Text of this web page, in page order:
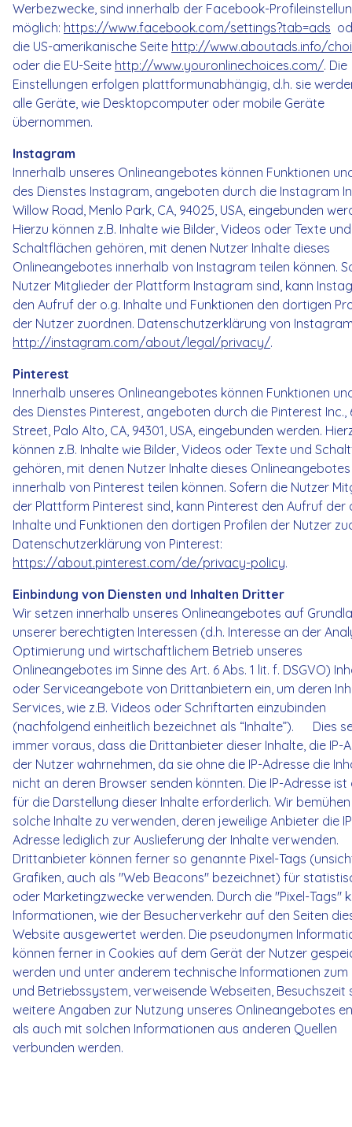
Werbezwecke, sind innerhalb der Facebook-
möglich: https://www.facebook.com/settings?tab=ads
die US-amerikanische Seite http://www.aboutads.info/
oder die EU-Seite http://www.youronlinechoices.com/. Die
Einstellungen erfolgen plattformunabhängig, d.h. sie
alle Geräte, wie Desktopcomputer oder mobile Geräte
übernommen.
Instagram
Innerhalb unseres Onlineangebotes können Funktionen
des Dienstes Instagram, angeboten durch die Instagram
Willow Road, Menlo Park, CA, 94025, USA, eingebunden
Hierzu können z.B. Inhalte wie Bilder, Videos oder Texte und
Schaltflächen gehören, mit denen Nutzer Inhalte dieses
Onlineangebotes innerhalb von Instagram teilen können.
Nutzer Mitglieder der Plattform Instagram sind, kann
den Aufruf der o.g. Inhalte und Funktionen den dortigen
der Nutzer zuordnen. Datenschutzerklärung von
http://instagram.com/about/legal/privacy/.
Pinterest
Innerhalb unseres Onlineangebotes können Funktionen
des Dienstes Pinterest, angeboten durch die Pinterest Inc.,
Street, Palo Alto, CA, 94301, USA, eingebunden werden.
können z.B. Inhalte wie Bilder, Videos oder Texte und
gehören, mit denen Nutzer Inhalte dieses Onlineangebotes
innerhalb von Pinterest teilen können. Sofern die Nutzer
der Plattform Pinterest sind, kann Pinterest den Aufruf der
Inhalte und Funktionen den dortigen Profilen der Nutzer
Datenschutzerklärung von Pinterest:
https://about.pinterest.com/de/privacy-policy.
Einbindung von Diensten und Inhalten Dritter
Wir setzen innerhalb unseres Onlineangebotes auf
unserer berechtigten Interessen (d.h. Interesse an der
Optimierung und wirtschaftlichem Betrieb unseres
Onlineangebotes im Sinne des Art. 6 Abs. 1 lit. f. DSGVO)
oder Serviceangebote von Drittanbietern ein, um deren
Services, wie z.B. Videos oder Schriftarten einzubinden
(nachfolgend einheitlich bezeichnet als “Inhalte”). Dies
immer voraus, dass die Drittanbieter dieser Inhalte, die IP-
der Nutzer wahrnehmen, da sie ohne die IP-Adresse die
nicht an deren Browser senden könnten. Die IP-Adresse
für die Darstellung dieser Inhalte erforderlich. Wir
solche Inhalte zu verwenden, deren jeweilige Anbieter die
Adresse lediglich zur Auslieferung der Inhalte verwenden.
Drittanbieter können ferner so genannte Pixel-Tags
Grafiken, auch als "Web Beacons" bezeichnet) für
oder Marketingzwecke verwenden. Durch die "Pixel-Tags"
Informationen, wie der Besucherverkehr auf den Seiten
Website ausgewertet werden. Die pseudonymen
können ferner in Cookies auf dem Gerät der Nutzer
werden und unter anderem technische Informationen zum
und Betriebssystem, verweisende Webseiten, Besuchszeit
weitere Angaben zur Nutzung unseres Onlineangebotes
als auch mit solchen Informationen aus anderen Quellen
verbunden werden.